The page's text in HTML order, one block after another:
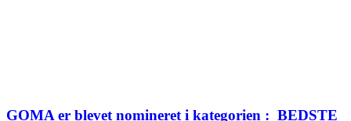
GOMA er blevet nomineret i kategorien : BEDSTE